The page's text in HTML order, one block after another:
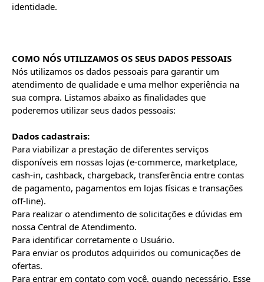
identidade.
COMO NÓS UTILIZAMOS OS SEUS DADOS PESSOAIS
Nós utilizamos os dados pessoais para garantir um
atendimento de qualidade e uma melhor experiência na
sua compra. Listamos abaixo as finalidades que
poderemos utilizar seus dados pessoais:
Dados cadastrais:
Para viabilizar a prestação de diferentes serviços
disponíveis em nossas lojas (e-commerce, marketplace,
cash-in, cashback, chargeback, transferência entre contas
de pagamento, pagamentos em lojas físicas e transações
off-line).
Para realizar o atendimento de solicitações e dúvidas em
nossa Central de Atendimento.
Para identificar corretamente o Usuário.
Para enviar os produtos adquiridos ou comunicações de
ofertas.
Para entrar em contato com você, quando necessário. Esse